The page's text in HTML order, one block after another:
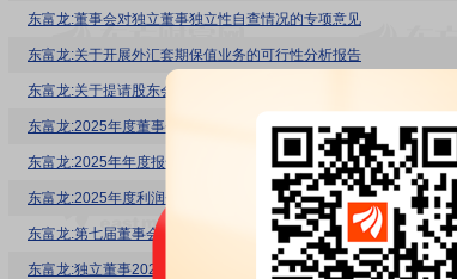
东富龙:董事会对独立董事独立性自查情况的专项意见
东富龙:关于开展外汇套期保值业务的可行性分析报告
东富龙:关于提请股东会授权董事会制定2026年中期利润分配方案的
东富龙:2025年度董事会工作报告
东富龙:2025年年度报告
东富龙:2025年度利润分配预案的公告
东富龙:第七届董事会第二次会议决议公告
东富龙:独立董事2025年度述职报告(邵俊)